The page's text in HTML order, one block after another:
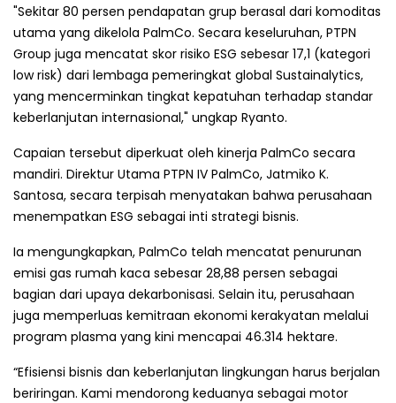
"Sekitar 80 persen pendapatan grup berasal dari komoditas
utama yang dikelola PalmCo. Secara keseluruhan, PTPN
Group juga mencatat skor risiko ESG sebesar 17,1 (kategori
low risk) dari lembaga pemeringkat global Sustainalytics,
yang mencerminkan tingkat kepatuhan terhadap standar
keberlanjutan internasional," ungkap Ryanto.
Capaian tersebut diperkuat oleh kinerja PalmCo secara
mandiri. Direktur Utama PTPN IV PalmCo, Jatmiko K.
Santosa, secara terpisah menyatakan bahwa perusahaan
menempatkan ESG sebagai inti strategi bisnis.
Ia mengungkapkan, PalmCo telah mencatat penurunan
emisi gas rumah kaca sebesar 28,88 persen sebagai
bagian dari upaya dekarbonisasi. Selain itu, perusahaan
juga memperluas kemitraan ekonomi kerakyatan melalui
program plasma yang kini mencapai 46.314 hektare.
“Efisiensi bisnis dan keberlanjutan lingkungan harus berjalan
beriringan. Kami mendorong keduanya sebagai motor